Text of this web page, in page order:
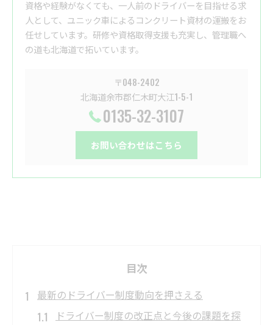
資格や経験がなくても、一人前のドライバーを目指せる求
人として、ユニック車によるコンクリート資材の運搬をお
任せしています。研修や資格取得支援も充実し、管理職へ
の道も北海道で拓いています。
〒048-2402
北海道余市郡仁木町大江1-5-1
0135-32-3107
お問い合わせはこちら
目次
最新のドライバー制度動向を押さえる
ドライバー制度の改正点と今後の課題を探